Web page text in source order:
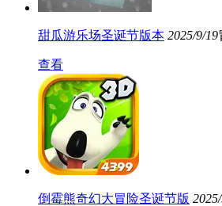
甜瓜游乐场圣诞节版本 2025/9/19
查看
倒霉熊奇幻大冒险圣诞节版